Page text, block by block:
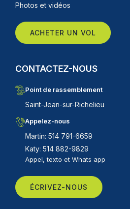
Photos et vidéos
ACHETER UN VOL
CONTACTEZ-NOUS
Point de rassemblement
Saint-Jean-sur-Richelieu
Appelez-nous
Martin: 514 791-6659
Katy: 514 882-9829
Appel, texto et Whats app
ÉCRIVEZ-NOUS